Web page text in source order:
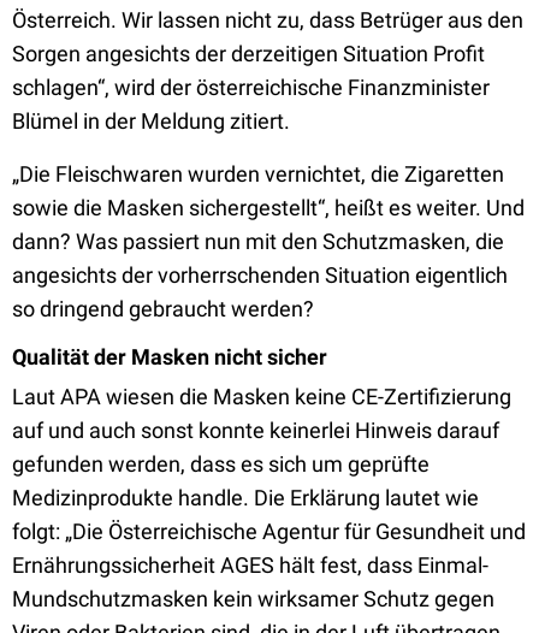
Österreich. Wir lassen nicht zu, dass Betrüger aus den
Sorgen angesichts der derzeitigen Situation Profit
schlagen“, wird der österreichische Finanzminister
Blümel in der Meldung zitiert.
„Die Fleischwaren wurden vernichtet, die Zigaretten
sowie die Masken sichergestellt“, heißt es weiter. Und
dann? Was passiert nun mit den Schutzmasken, die
angesichts der vorherrschenden Situation eigentlich
so dringend gebraucht werden?
Qualität der Masken nicht sicher
Laut APA wiesen die Masken keine CE-Zertifizierung
auf und auch sonst konnte keinerlei Hinweis darauf
gefunden werden, dass es sich um geprüfte
Medizinprodukte handle. Die Erklärung lautet wie
folgt: „Die Österreichische Agentur für Gesundheit und
Ernährungssicherheit AGES hält fest, dass Einmal-
Mundschutzmasken kein wirksamer Schutz gegen